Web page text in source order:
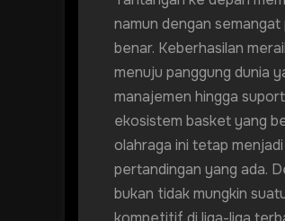
namun dengan
benar. Keberhasilan
menuju panggung dunia
manajemen hingga
ekosistem basket yang
olahraga ini tetap
pertandingan yang ada.
bukan tidak mungkin